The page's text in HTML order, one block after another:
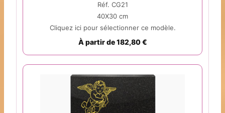
Réf. CG21
40X30 cm
Cliquez ici pour sélectionner ce modèle.
À partir de 182,80 €